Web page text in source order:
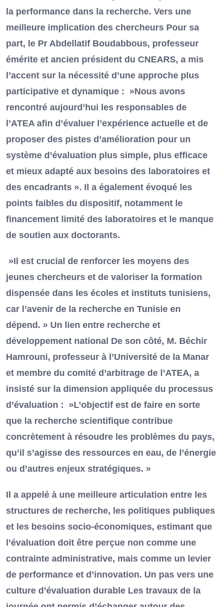
la performance dans la recherche. Vers une
meilleure implication des chercheurs Pour sa
part, le Pr Abdellatif Boudabbous, professeur
émérite et ancien président du CNEARS, a mis
l’accent sur la nécessité d’une approche plus
participative et dynamique : »Nous avons
rencontré aujourd’hui les responsables de
l’ATEA afin d’évaluer l’expérience actuelle et de
proposer des pistes d’amélioration pour un
système d’évaluation plus simple, plus efficace
et mieux adapté aux besoins des laboratoires et
des encadrants ». Il a également évoqué les
points faibles du dispositif, notamment le
financement limité des laboratoires et le manque
de soutien aux doctorants.
»Il est crucial de renforcer les moyens des
jeunes chercheurs et de valoriser la formation
dispensée dans les écoles et instituts tunisiens,
car l’avenir de la recherche en Tunisie en
dépend. » Un lien entre recherche et
développement national De son côté, M. Béchir
Hamrouni, professeur à l’Université de la Manar
et membre du comité d’arbitrage de l’ATEA, a
insisté sur la dimension appliquée du processus
d’évaluation : »L’objectif est de faire en sorte
que la recherche scientifique contribue
concrètement à résoudre les problèmes du pays,
qu’il s’agisse des ressources en eau, de l’énergie
ou d’autres enjeux stratégiques. »
Il a appelé à une meilleure articulation entre les
structures de recherche, les politiques publiques
et les besoins socio-économiques, estimant que
l’évaluation doit être perçue non comme une
contrainte administrative, mais comme un levier
de performance et d’innovation. Un pas vers une
culture d’évaluation durable Les travaux de la